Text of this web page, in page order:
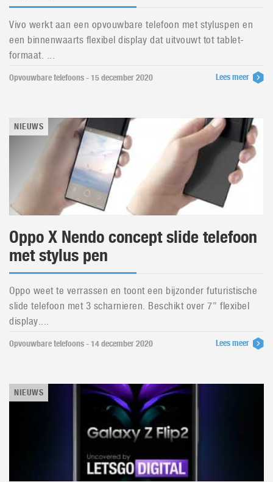
Vivo werkt aan een opvouwbare telefoon met styluspen en
een binnenwaarts flexibel display dat uitvouwt tot tablet-
formaat. ...
Opvouwbare telefoons - 15 december 2020 Lees meer
NIEUWS
Oppo X Nendo concept slide telefoon
met stylus pen
Oppo weet te verrassen en toont een bijzonder futuristische
slide telefoon met 3 scharnieren. Beschikt over 7" flexibel
display....
Opvouwbare telefoons - 14 december 2020 Lees meer
NIEUWS